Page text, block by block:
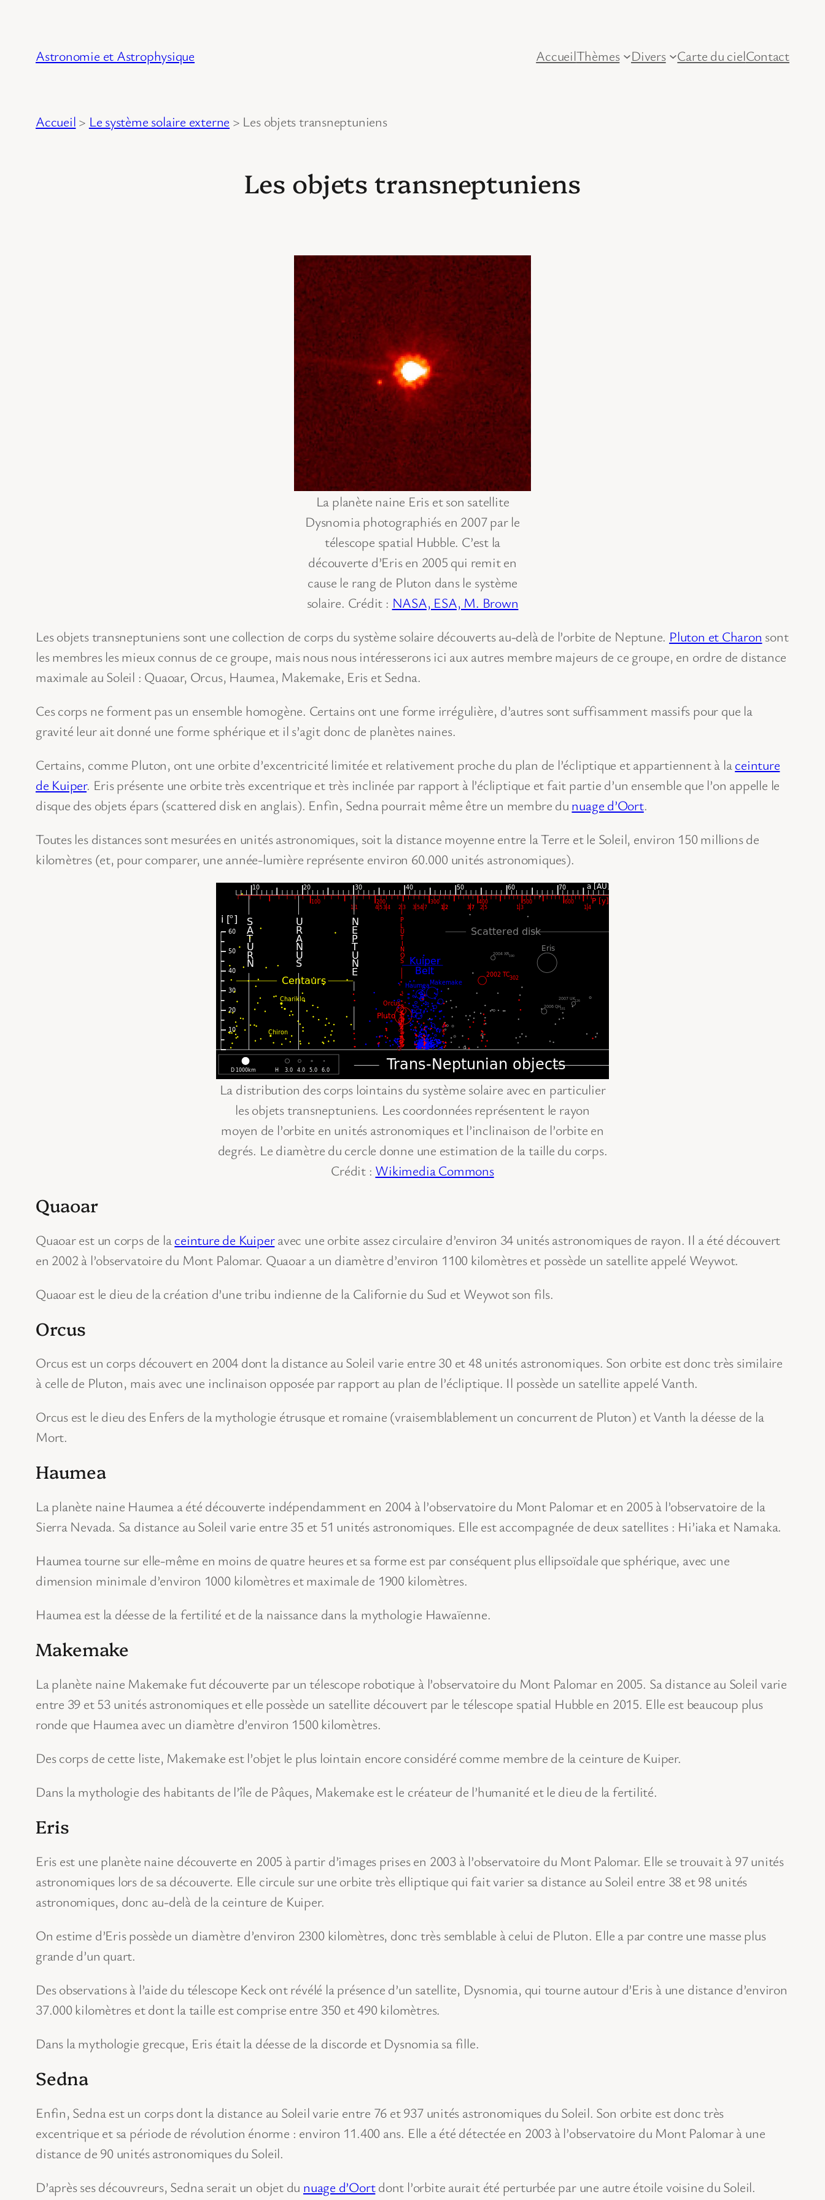
Astronomie et Astrophysique AccueilThèmes Divers Carte du cielContact
Accueil > Le système solaire externe > Les objets transneptuniens
Les objets transneptuniens
La planète naine Eris et son satellite
Dysnomia photographiés en 2007 par le
télescope spatial Hubble. C’est la
découverte d’Eris en 2005 qui remit en
cause le rang de Pluton dans le système
solaire. Crédit : NASA, ESA, M. Brown
Les objets transneptuniens sont une collection de corps du système solaire découverts au-delà de l’orbite de Neptune. Pluton et Charon sont
les membres les mieux connus de ce groupe, mais nous nous intéresserons ici aux autres membre majeurs de ce groupe, en ordre de distance
maximale au Soleil : Quaoar, Orcus, Haumea, Makemake, Eris et Sedna.
Ces corps ne forment pas un ensemble homogène. Certains ont une forme irrégulière, d’autres sont suffisamment massifs pour que la
gravité leur ait donné une forme sphérique et il s’agit donc de planètes naines.
Certains, comme Pluton, ont une orbite d’excentricité limitée et relativement proche du plan de l’écliptique et appartiennent à laceinture
de Kuiper. Eris présente une orbite très excentrique et très inclinée par rapport à l’écliptique et fait partie d’un ensemble que l’on appelle le
disque des objets épars (scattered disk en anglais). Enfin, Sedna pourrait même être un membre du nuage d’Oort.
Toutes les distances sont mesurées en unités astronomiques, soit la distance moyenne entre la Terre et le Soleil, environ 150 millions de
kilomètres (et, pour comparer, une année-lumière représente environ 60.000 unités astronomiques).
La distribution des corps lointains du système solaire avec en particulier
les objets transneptuniens. Les coordonnées représentent le rayon
moyen de l’orbite en unités astronomiques et l’inclinaison de l’orbite en
degrés. Le diamètre du cercle donne une estimation de la taille du corps.
Crédit : Wikimedia Commons
Quaoar
Quaoar est un corps de la ceinture de Kuiperavec une orbite assez circulaire d’environ 34 unités astronomiques de rayon. Il a été découvert
en 2002 à l’observatoire du Mont Palomar. Quaoar a un diamètre d’environ 1100 kilomètres et possède un satellite appelé Weywot.
Quaoar est le dieu de la création d’une tribu indienne de la Californie du Sud et Weywot son fils.
Orcus
Orcus est un corps découvert en 2004 dont la distance au Soleil varie entre 30 et 48 unités astronomiques. Son orbite est donc très similaire
à celle de Pluton, mais avec une inclinaison opposée par rapport au plan de l’écliptique. Il possède un satellite appelé Vanth.
Orcus est le dieu des Enfers de la mythologie étrusque et romaine (vraisemblablement un concurrent de Pluton) et Vanth la déesse de la
Mort.
Haumea
La planète naine Haumea a été découverte indépendamment en 2004 à l’observatoire du Mont Palomar et en 2005 à l’observatoire de la
Sierra Nevada. Sa distance au Soleil varie entre 35 et 51 unités astronomiques. Elle est accompagnée de deux satellites : Hi’iaka et Namaka.
Haumea tourne sur elle-même en moins de quatre heures et sa forme est par conséquent plus ellipsoïdale que sphérique, avec une
dimension minimale d’environ 1000 kilomètres et maximale de 1900 kilomètres.
Haumea est la déesse de la fertilité et de la naissance dans la mythologie Hawaïenne.
Makemake
La planète naine Makemake fut découverte par un télescope robotique à l’observatoire du Mont Palomar en 2005. Sa distance au Soleil varie
entre 39 et 53 unités astronomiques et elle possède un satellite découvert par le télescope spatial Hubble en 2015. Elle est beaucoup plus
ronde que Haumea avec un diamètre d’environ 1500 kilomètres.
Des corps de cette liste, Makemake est l’objet le plus lointain encore considéré comme membre de la ceinture de Kuiper.
Dans la mythologie des habitants de l’île de Pâques, Makemake est le créateur de l’humanité et le dieu de la fertilité.
Eris
Eris est une planète naine découverte en 2005 à partir d’images prises en 2003 à l’observatoire du Mont Palomar. Elle se trouvait à 97 unités
astronomiques lors de sa découverte. Elle circule sur une orbite très elliptique qui fait varier sa distance au Soleil entre 38 et 98 unités
astronomiques, donc au-delà de la ceinture de Kuiper.
On estime d’Eris possède un diamètre d’environ 2300 kilomètres, donc très semblable à celui de Pluton. Elle a par contre une masse plus
grande d’un quart.
Des observations à l’aide du télescope Keck ont révélé la présence d’un satellite, Dysnomia, qui tourne autour d’Eris à une distance d’environ
37.000 kilomètres et dont la taille est comprise entre 350 et 490 kilomètres.
Dans la mythologie grecque, Eris était la déesse de la discorde et Dysnomia sa fille.
Sedna
Enfin, Sedna est un corps dont la distance au Soleil varie entre 76 et 937 unités astronomiques du Soleil. Son orbite est donc très
excentrique et sa période de révolution énorme : environ 11.400 ans. Elle a été détectée en 2003 à l’observatoire du Mont Palomar à une
distance de 90 unités astronomiques du Soleil.
D’après ses découvreurs, Sedna serait un objet du nuage d’Oortdont l’orbite aurait été perturbée par une autre étoile voisine du Soleil.